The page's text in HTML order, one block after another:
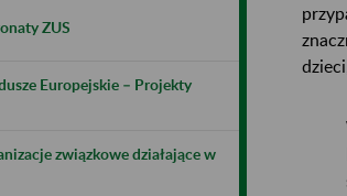
ZUS
Europejskie – Projekty
związkowe działające w